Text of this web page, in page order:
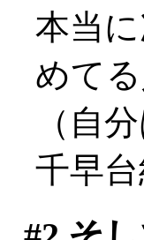
本当
めて
（自
千早